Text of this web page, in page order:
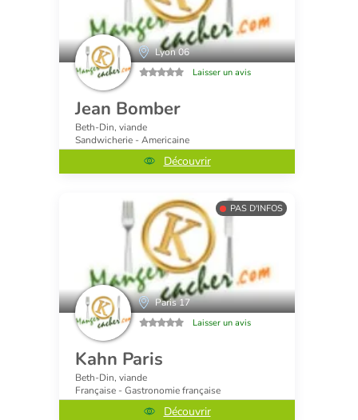
Lyon 06
Laisser un avis
Jean Bomber
Beth-Din, viande
Sandwicherie - Americaine
Découvrir
PAS D'INFOS
Paris 17
Laisser un avis
Kahn Paris
Beth-Din, viande
Française - Gastronomie française
Découvrir